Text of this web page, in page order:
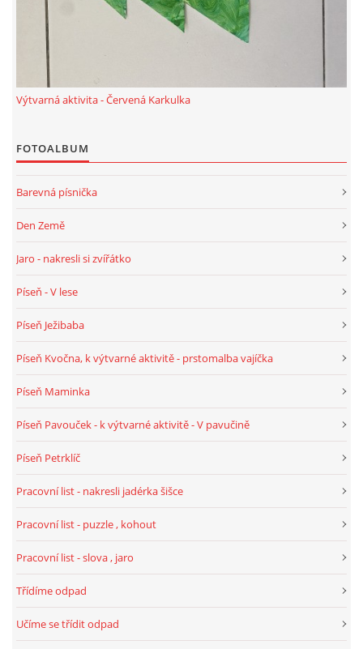
Výtvarná aktivita - Červená Karkulka
FOTOALBUM
Barevná písnička
Den Země
Jaro - nakresli si zvířátko
Píseň - V lese
Píseň Ježibaba
Píseň Kvočna, k výtvarné aktivitě - prstomalba vajíčka
Píseň Maminka
Píseň Pavouček - k výtvarné aktivitě - V pavučině
Píseň Petrklíč
Pracovní list - nakresli jadérka šišce
Pracovní list - puzzle , kohout
Pracovní list - slova , jaro
Třídíme odpad
Učíme se třídit odpad